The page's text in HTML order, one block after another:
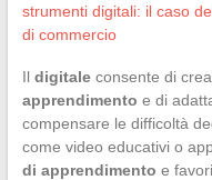
strumenti digitali: il caso
di commercio
Il digitaleconsente di
apprendimento e di
compensare le difficoltà
come video educativi o
di apprendimento e